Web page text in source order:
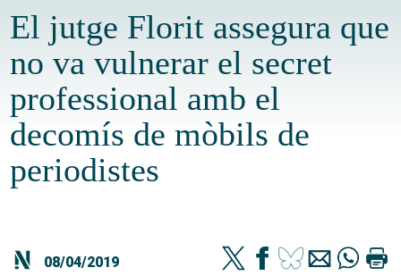
El jutge Florit assegura que
no va vulnerar el secret
professional amb el
decomís de mòbils de
periodistes
08/04/2019